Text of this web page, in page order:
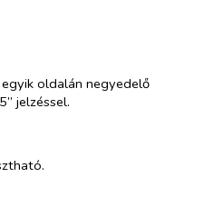
oldalán negyedelő
jelzéssel.